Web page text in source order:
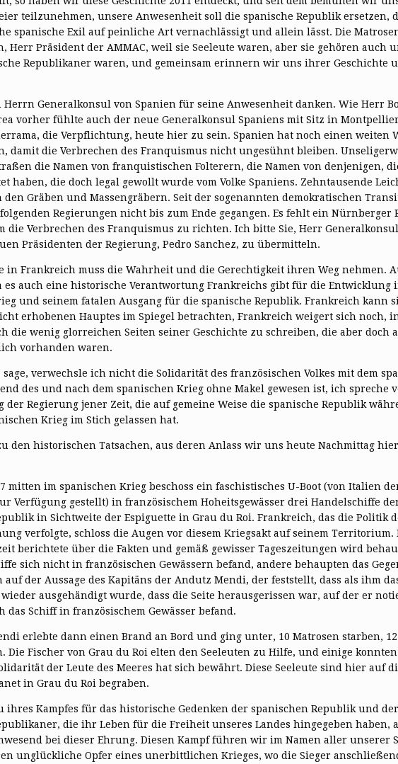
teilzunehmen, unsere Anwesenheit soll die spanische Republik ersetzen,
spanische Exil auf peinliche Art vernachlässigt und allein lässt. Die
Herr Präsident der AMMAC, weil sie Seeleute waren, aber sie gehören auch
Republikaner waren, und gemeinsam erinnern wir uns ihrer Geschichte
Herrn Generalkonsul von Spanien für seine Anwesenheit danken. Wie Herr
vorher fühlte auch der neue Generalkonsul Spaniens mit Sitz in
die Verpflichtung, heute hier zu sein. Spanien hat noch einen weiten
damit die Verbrechen des Franquismus nicht ungesühnt bleiben.
die Namen von franquistischen Folterern, die Namen von denjenigen,
haben, die doch legal gewollt wurde vom Volke Spaniens. Zehntausende
Gräben und Massengräbern. Seit der sogenannten demokratischen
Regierungen nicht bis zum Ende gegangen. Es fehlt ein Nürnberger
die Verbrechen des Franquismus zu richten. Ich bitte Sie, Herr
Präsidenten der Regierung, Pedro Sanchez, zu übermitteln.
in Frankreich muss die Wahrheit und die Gerechtigkeit ihren Weg nehmen.
es auch eine historische Verantwortung Frankreichs gibt für die Entwicklung
und seinem fatalen Ausgang für die spanische Republik. Frankreich kann
erhobenen Hauptes im Spiegel betrachten, Frankreich weigert sich noch,
die wenig glorreichen Seiten seiner Geschichte zu schreiben, die aber doch
vorhanden waren.
verwechsle ich nicht die Solidarität des französischen Volkes mit dem
des und nach dem spanischen Krieg ohne Makel gewesen ist, ich spreche
der Regierung jener Zeit, die auf gemeine Weise die spanische Republik
Krieg im Stich gelassen hat.
den historischen Tatsachen, aus deren Anlass wir uns heute Nachmittag hier
mitten im spanischen Krieg beschoss ein faschistisches U-Boot (von Italien
Verfügung gestellt) in französischem Hoheitsgewässer drei Handelschiffe
in Sichtweite der Espiguette in Grau du Roi. Frankreich, das die Politik
verfolgte, schloss die Augen vor diesem Kriegsakt auf seinem Territorium.
berichtete über die Fakten und gemäß gewisser Tageszeitungen wird
sich nicht in französischen Gewässern befand, andere behaupten das
auf der Aussage des Kapitäns der Andutz Mendi, der feststellt, dass als ihm
ausgehändigt wurde, dass die Seite herausgerissen war, auf der er
das Schiff in französischem Gewässer befand.
erlebte dann einen Brand an Bord und ging unter, 10 Matrosen starben,
Die Fischer von Grau du Roi elten den Seeleuten zu Hilfe, und einige
der Leute des Meeres hat sich bewährt. Diese Seeleute sind hier auf
in Grau du Roi begraben.
ihres Kampfes für das historische Gedenken der spanischen Republik und der
die ihr Leben für die Freiheit unseres Landes hingegeben haben,
bei dieser Ehrung. Diesen Kampf führen wir im Namen aller unserer
unglückliche Opfer eines unerbittlichen Krieges, wo die Sieger